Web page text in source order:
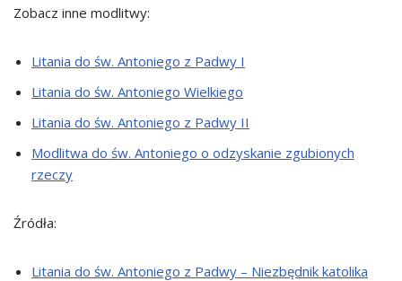
Zobacz inne modlitwy:
Litania do św. Antoniego z Padwy I
Litania do św. Antoniego Wielkiego
Litania do św. Antoniego z Padwy II
Modlitwa do św. Antoniego o odzyskanie zgubionych
rzeczy
Źródła:
Litania do św. Antoniego z Padwy – Niezbędnik katolika